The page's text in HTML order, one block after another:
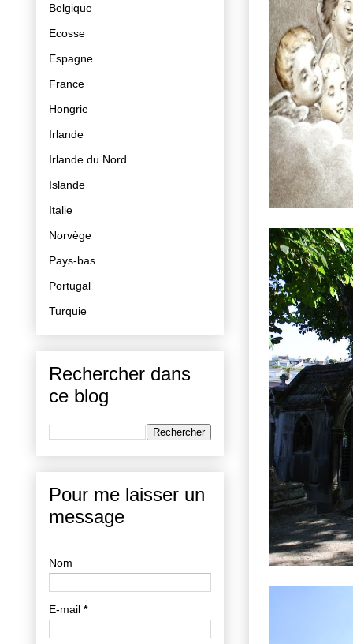
Belgique
Ecosse
Espagne
France
Hongrie
Irlande
Irlande du Nord
Islande
Italie
Norvège
Pays-bas
Portugal
Turquie
Rechercher dans
ce blog
Pour me laisser un
message
Nom
E-mail *